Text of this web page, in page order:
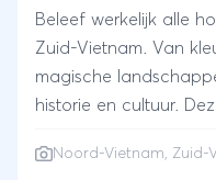
Beleef werkelijk alle
Zuid-Vietnam. Van
magische
historie en cultuur.
Noord-Vietnam, Zuid-